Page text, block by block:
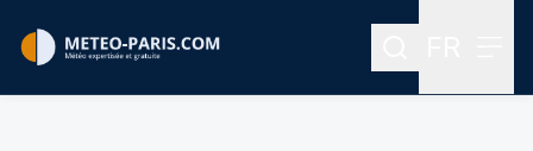
Rechercher